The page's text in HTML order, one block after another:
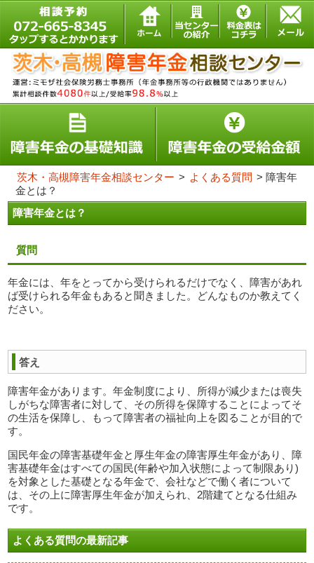
茨木・高槻障害年金相談センター > よくある質問 > 障害年
金とは？
障害年金とは？
質問
年金には、年をとってから受けられるだけでなく、障害があれ
ば受けられる年金もあると聞きました。どんなものか教えてく
ださい。
答え
障害年金があります。年金制度により、所得が減少または喪失
しがちな障害者に対して、その所得を保障することによってそ
の生活を保障し、もって障害者の福祉向上を図ることが目的で
す。
国民年金の障害基礎年金と厚生年金の障害厚生年金があり、障
害基礎年金はすべての国民(年齢や加入状態によって制限あり)
を対象とした基礎となる年金で、会社などで働く者について
は、その上に障害厚生年金が加えられ、2階建てとなる仕組み
です。
よくある質問の最新記事